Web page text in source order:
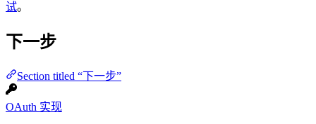
试。
下一步
Section titled “下一步”
OAuth 实现